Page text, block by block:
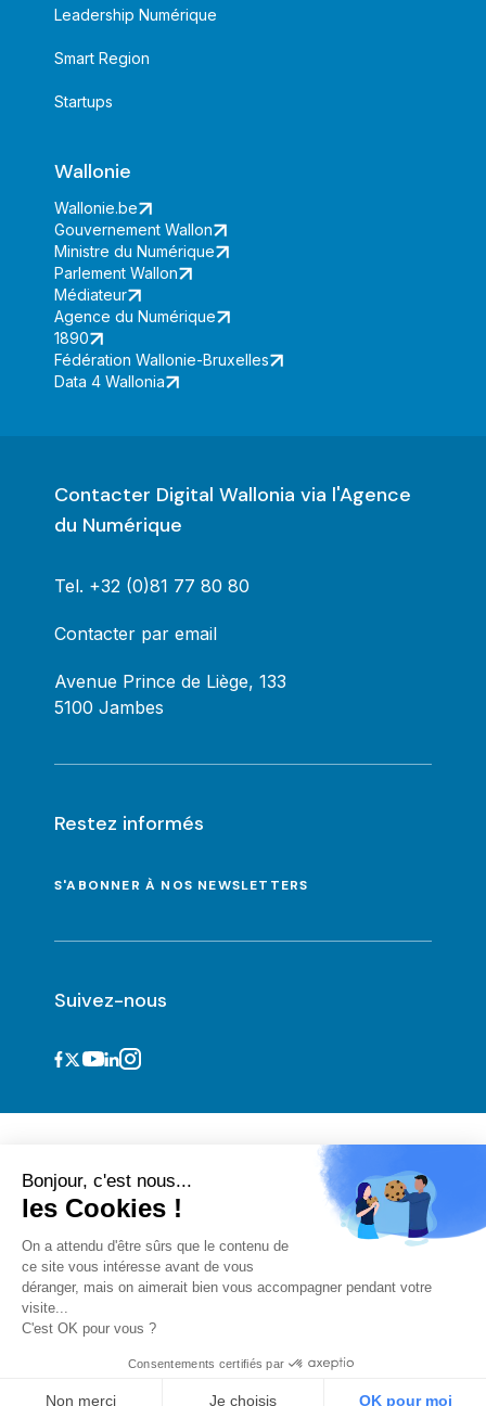
Bonjour, c'est nous...
les Cookies !
On a attendu d'être sûrs que le contenu de
ce site vous intéresse avant de vous
déranger, mais on aimerait bien vous accompagner pendant votre
visite...
C'est OK pour vous ?
Consentements certifiés par
Non merci Je choisis OK pour moi
Leadership Numérique
Smart Region
Startups
Wallonie
Wallonie.be
Gouvernement Wallon
Ministre du Numérique
Parlement Wallon
Médiateur
Agence du Numérique
1890
Fédération Wallonie-Bruxelles
Data 4 Wallonia
Contacter Digital Wallonia via l'Agence
du Numérique
Tel. +32 (0)81 77 80 80
Contacter par email
Avenue Prince de Liège, 133
5100 Jambes
Restez informés
S'ABONNER À NOS NEWSLETTERS
Suivez-nous
Informations légales et CGU
Version 3.7.12